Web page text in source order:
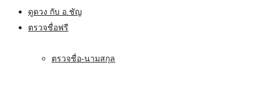
ดูดวง กับ อ.ชัญ
ตรวจชื่อฟรี
ตรวจชื่อ-นามสกุล